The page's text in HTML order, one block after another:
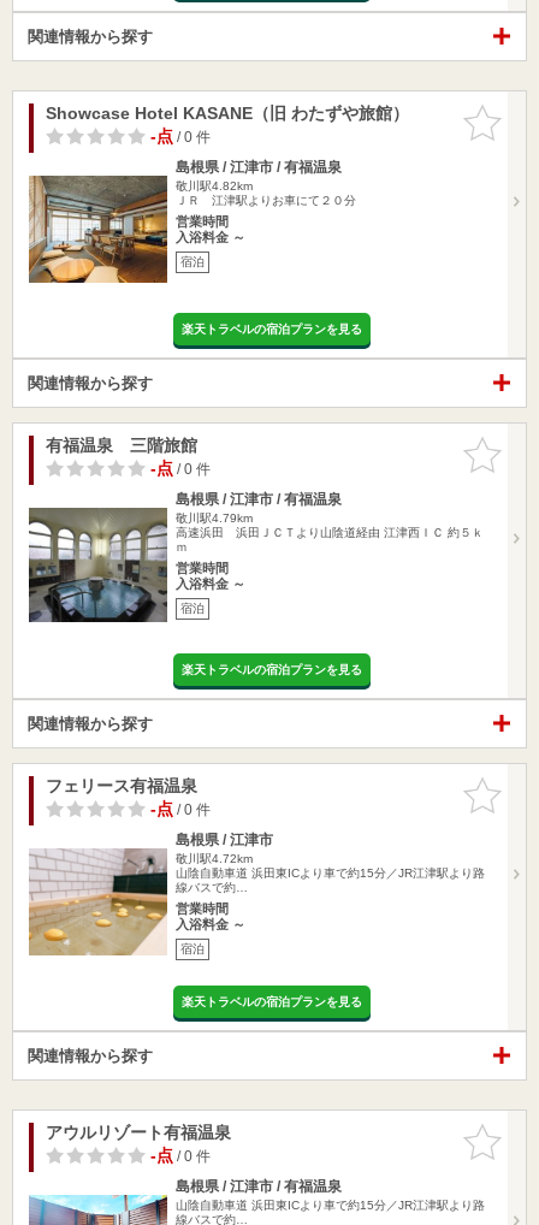
関連情報から探す
お気に入
りに追加
Showcase Hotel KASANE（旧 わたずや旅館）
-点/ 0 件
島根県 / 江津市 / 有福温泉
敬川駅4.82km
ＪＲ 江津駅よりお車にて２０分
営業時間
入浴料金 ～
宿泊
楽天トラベルの宿泊プランを見る
関連情報から探す
お気に入
りに追加
有福温泉 三階旅館
-点/ 0 件
島根県 / 江津市 / 有福温泉
敬川駅4.79km
高速浜田 浜田ＪＣＴより山陰道経由 江津西ＩＣ 約５ｋ
ｍ
営業時間
入浴料金 ～
宿泊
楽天トラベルの宿泊プランを見る
関連情報から探す
お気に入
りに追加
フェリース有福温泉
-点/ 0 件
島根県 / 江津市
敬川駅4.72km
山陰自動車道 浜田東ICより車で約15分／JR江津駅より路
線バスで約…
営業時間
入浴料金 ～
宿泊
楽天トラベルの宿泊プランを見る
関連情報から探す
お気に入
りに追加
アウルリゾート有福温泉
-点/ 0 件
島根県 / 江津市 / 有福温泉
山陰自動車道 浜田東ICより車で約15分／JR江津駅より路
線バスで約…